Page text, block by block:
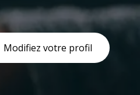
Modifiez votre profil